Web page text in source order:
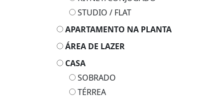
STUDIO / FLAT
APARTAMENTO NA PLANTA
ÁREA DE LAZER
CASA
SOBRADO
TÉRREA